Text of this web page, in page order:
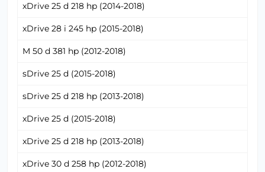
xDrive 25 d 218 hp (2014-2018)
xDrive 28 i 245 hp (2015-2018)
M 50 d 381 hp (2012-2018)
sDrive 25 d (2015-2018)
sDrive 25 d 218 hp (2013-2018)
xDrive 25 d (2015-2018)
xDrive 25 d 218 hp (2013-2018)
xDrive 30 d 258 hp (2012-2018)